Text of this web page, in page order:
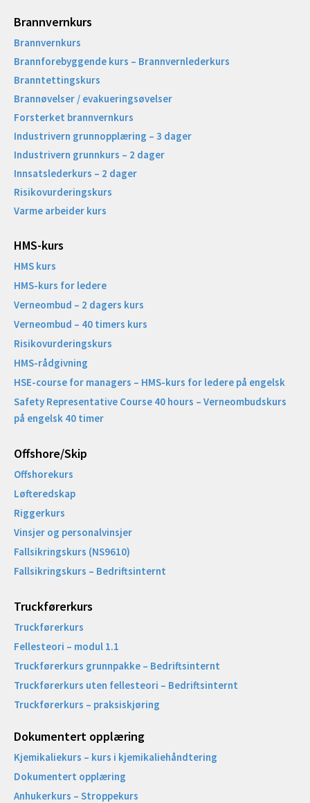
Brannvernkurs
Brannvernkurs
Brannforebyggende kurs – Brannvernlederkurs
Branntettingskurs
Brannøvelser / evakueringsøvelser
Forsterket brannvernkurs
Industrivern grunnopplæring – 3 dager
Industrivern grunnkurs – 2 dager
Innsatslederkurs – 2 dager
Risikovurderingskurs
Varme arbeider kurs
HMS-kurs
HMS kurs
HMS-kurs for ledere
Verneombud – 2 dagers kurs
Verneombud – 40 timers kurs
Risikovurderingskurs
HMS-rådgivning
HSE-course for managers – HMS-kurs for ledere på engelsk
Safety Representative Course 40 hours – Verneombudskurs
på engelsk 40 timer
Offshore/Skip​
Offshorekurs
Løfteredskap
Riggerkurs
Vinsjer og personalvinsjer
Fallsikringskurs (NS9610)
Fallsikringskurs – Bedriftsinternt
Truckførerkurs
Truckførerkurs
Fellesteori – modul 1.1
Truckførerkurs grunnpakke – Bedriftsinternt
Truckførerkurs uten fellesteori – Bedriftsinternt
Truckførerkurs – praksiskjøring
Dokumentert opplæring
Kjemikaliekurs – kurs i kjemikaliehåndtering
Dokumentert opplæring
Anhukerkurs – Stroppekurs